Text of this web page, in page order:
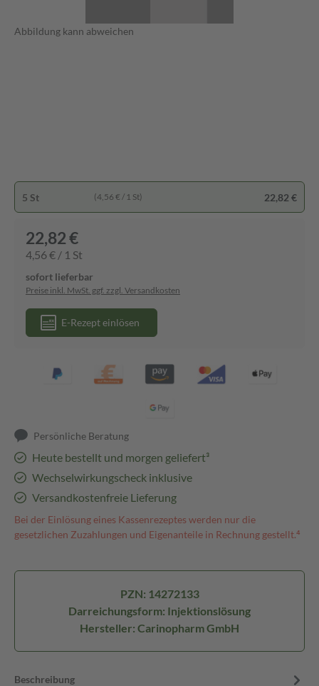
Abbildung kann abweichen
5 St (4,56 € / 1 St) 22,82 €
22,82 €
4,56 € / 1 St
sofort lieferbar
Preise inkl. MwSt. ggf. zzgl. Versandkosten
E-Rezept einlösen
Persönliche Beratung
Heute bestellt und morgen geliefert³
Wechselwirkungscheck inklusive
Versandkostenfreie Lieferung
Bei der Einlösung eines Kassenrezeptes werden nur die
gesetzlichen Zuzahlungen und Eigenanteile in Rechnung gestellt.⁴
PZN: 14272133
Darreichungsform: Injektionslösung
Hersteller: Carinopharm GmbH
Beschreibung